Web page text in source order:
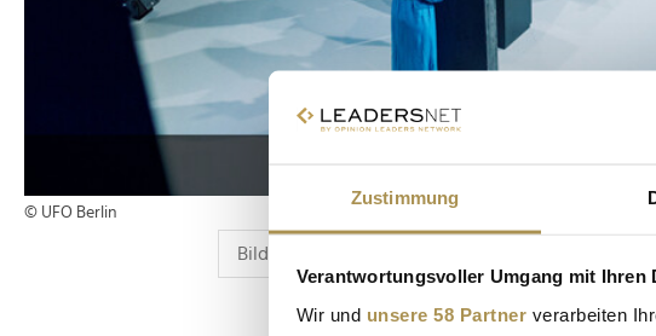
Zustimmung
Verantwortungsvoller Umgang mit Ihren
Wir und unsere 58 Partner verarbeiten
© UFO Berlin